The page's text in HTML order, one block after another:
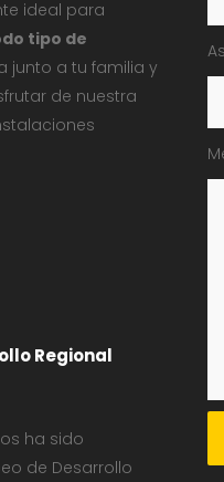
ideal para
tipo de
junto a tu familia y
de nuestra
Regional
ha sido
de Desarrollo